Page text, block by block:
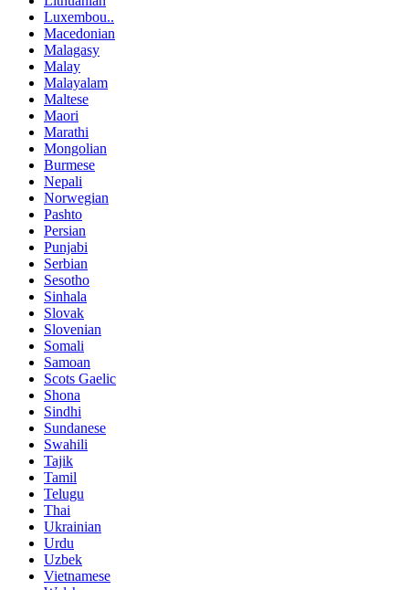
Luxembou..
Macedonian
Malagasy
Malay
Malayalam
Maltese
Maori
Marathi
Mongolian
Burmese
Nepali
Norwegian
Pashto
Persian
Punjabi
Serbian
Sesotho
Sinhala
Slovak
Slovenian
Somali
Samoan
Scots Gaelic
Shona
Sindhi
Sundanese
Swahili
Tajik
Tamil
Telugu
Thai
Ukrainian
Urdu
Uzbek
Vietnamese